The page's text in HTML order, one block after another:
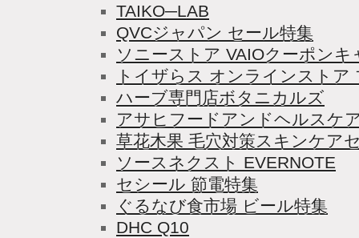
TAIKO─LAB
QVCジャパン セール特集
ソニーストア VAIOクーポンキ
トイザらス オンラインストア
ハーブ専門店ボタニカルズ
アサヒフードアンドヘルスケ
草花木果 毛穴対策スキンケア
ソースネクスト EVERNOTE
セシール 節電特集
ぐるなび食市場 ビール特集
DHC Q10